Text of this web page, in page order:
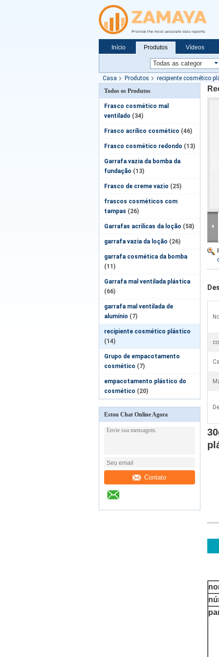
Início Produtos Vídeos
Casa Produtos recipiente cosmético
Todos os Produtos
Frasco cosmético mal
ventilado (34)
Frasco acrílico cosmético (46)
Frasco cosmético redondo (13)
Garrafa vazia da bomba da
fundação (13)
Frasco de creme vazio (25)
frascos cosméticos com
tampas (26)
Garrafas acrílicas da loção (58)
garrafa vazia da loção (26)
garrafa cosmética da bomba
(11)
Garrafa mal ventilada plástica
(66)
garrafa mal ventilada de
alumínio (7)
recipiente cosmético plástico
(14)
Grupo de empacotamento
cosmético (7)
empacotamento plástico do
cosmético (20)
Estou Chat Online Agora
Contato